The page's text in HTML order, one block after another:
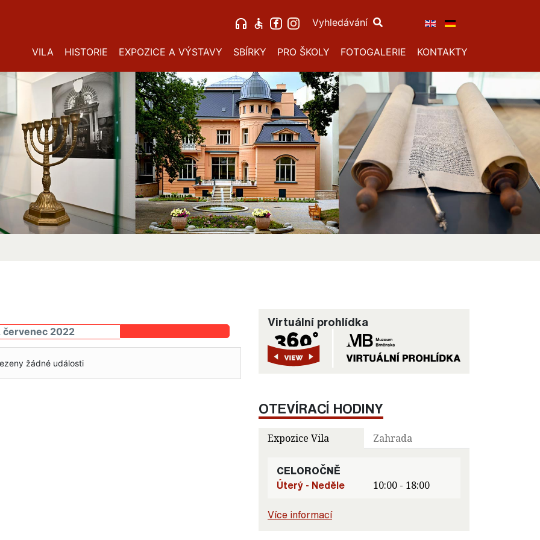
Vyhledávání
VILA HISTORIE EXPOZICE A VÝSTAVY SBÍRKY PRO ŠKOLY FOTOGALERIE KONTAKTY
červenec 2022
žádné události
Virtuální prohlídka
OTEVÍRACÍ HODINY
Expozice Vila Zahrada
CELOROČNĚ
Úterý - Neděle
10:00 - 18:00
Více informací